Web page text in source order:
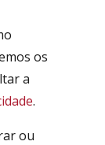
os
a
.
ou